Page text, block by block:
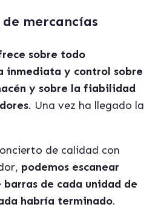
mercancías
sobre todo
inmediata y control sobre
én y sobre la fiabilidad
. Una vez ha llegado la
de calidad con
podemos escanear
de cada unidad de
habría terminado.